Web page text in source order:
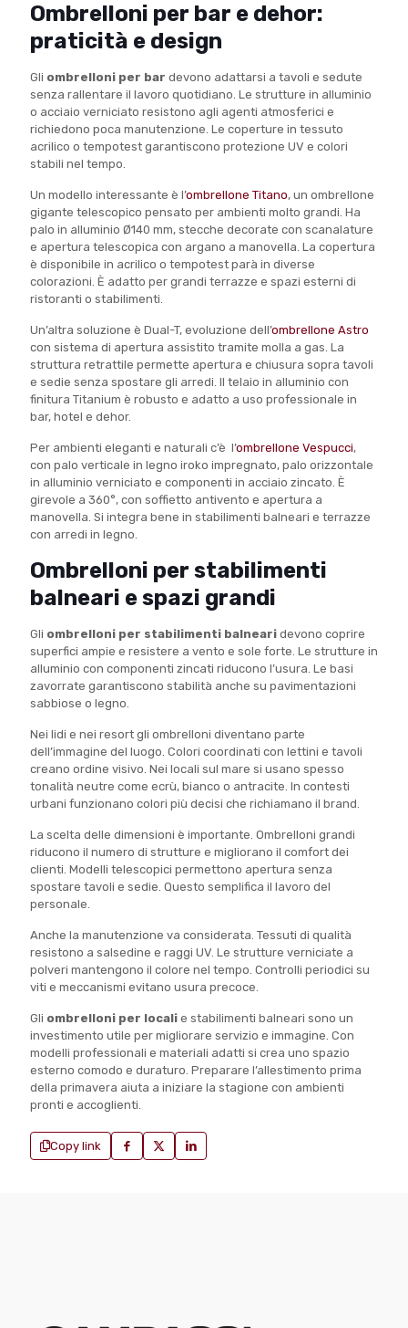
Ombrelloni per bar e dehor:
praticità e design
Gli ombrelloni per bar devono adattarsi a tavoli e sedute
senza rallentare il lavoro quotidiano. Le strutture in alluminio
o acciaio verniciato resistono agli agenti atmosferici e
richiedono poca manutenzione. Le coperture in tessuto
acrilico o tempotest garantiscono protezione UV e colori
stabili nel tempo.
Un modello interessante è l’ombrellone Titano, un ombrellone
gigante telescopico pensato per ambienti molto grandi. Ha
palo in alluminio Ø140 mm, stecche decorate con scanalature
e apertura telescopica con argano a manovella. La copertura
è disponibile in acrilico o tempotest parà in diverse
colorazioni. È adatto per grandi terrazze e spazi esterni di
ristoranti o stabilimenti.
Un’altra soluzione è Dual-T, evoluzione dell’ombrellone Astro
con sistema di apertura assistito tramite molla a gas. La
struttura retrattile permette apertura e chiusura sopra tavoli
e sedie senza spostare gli arredi. Il telaio in alluminio con
finitura Titanium è robusto e adatto a uso professionale in
bar, hotel e dehor.
Per ambienti eleganti e naturali c’è l’ombrellone Vespucci,
con palo verticale in legno iroko impregnato, palo orizzontale
in alluminio verniciato e componenti in acciaio zincato. È
girevole a 360°, con soffietto antivento e apertura a
manovella. Si integra bene in stabilimenti balneari e terrazze
con arredi in legno.
Ombrelloni per stabilimenti
balneari e spazi grandi
Gli ombrelloni per stabilimenti balneari devono coprire
superfici ampie e resistere a vento e sole forte. Le strutture in
alluminio con componenti zincati riducono l’usura. Le basi
zavorrate garantiscono stabilità anche su pavimentazioni
sabbiose o legno.
Nei lidi e nei resort gli ombrelloni diventano parte
dell’immagine del luogo. Colori coordinati con lettini e tavoli
creano ordine visivo. Nei locali sul mare si usano spesso
tonalità neutre come ecrù, bianco o antracite. In contesti
urbani funzionano colori più decisi che richiamano il brand.
La scelta delle dimensioni è importante. Ombrelloni grandi
riducono il numero di strutture e migliorano il comfort dei
clienti. Modelli telescopici permettono apertura senza
spostare tavoli e sedie. Questo semplifica il lavoro del
personale.
Anche la manutenzione va considerata. Tessuti di qualità
resistono a salsedine e raggi UV. Le strutture verniciate a
polveri mantengono il colore nel tempo. Controlli periodici su
viti e meccanismi evitano usura precoce.
Gli ombrelloni per locali e stabilimenti balneari sono un
investimento utile per migliorare servizio e immagine. Con
modelli professionali e materiali adatti si crea uno spazio
esterno comodo e duraturo. Preparare l’allestimento prima
della primavera aiuta a iniziare la stagione con ambienti
pronti e accoglienti.
Copy link